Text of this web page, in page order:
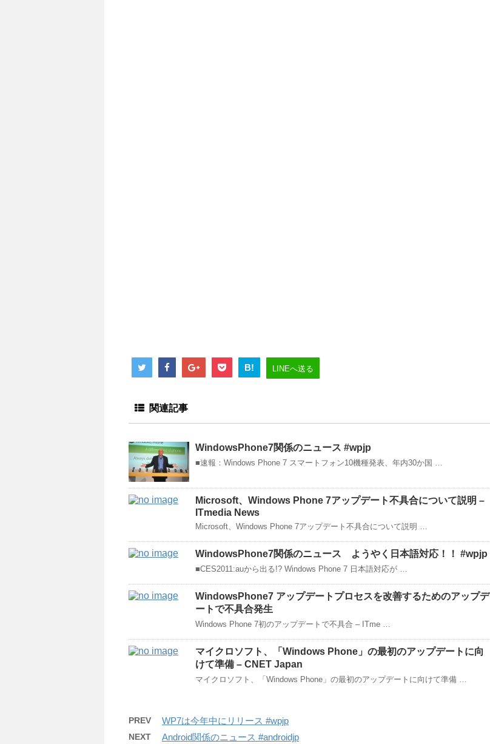
B! LINEへ送る
関連記事
WindowsPhone7関係のニュース #wpjp
■速報：Windows Phone 7 スマートフォン10機種発表、年内30か国 …
Microsoft、Windows Phone 7アップデート不具合について説明 –
ITmedia News
Microsoft、Windows Phone 7アップデート不具合について説明 …
WindowsPhone7関係のニュース ようやく日本語対応！！ #wpjp
■CES2011:auから出る!? Windows Phone 7 日本語対応が …
WindowsPhone7 アップデートプロセスを改善するためのアップデ
ートで不具合発生
Windows Phone 7初のアップデートで不具合 – ITme …
マイクロソフト、「Windows Phone」の最初のアップデートに向
けて準備 – CNET Japan
マイクロソフト、「Windows Phone」の最初のアップデートに向けて準備 …
PREV WP7は今年中にリリース #wpjp
NEXT Android関係のニュース #androidjp